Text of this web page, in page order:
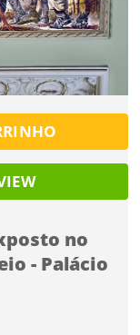
no
- Palácio
Esqueci a senha